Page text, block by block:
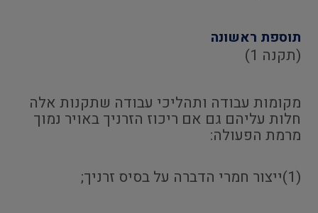
תוספת ראשונה
(תקנה 1)
מקומות עבודה ותהליכי עבודה שתקנות אלה
חלות עליהם גם אם ריכוז הזרניך באויר נמוך
מרמת הפעולה:
(1)ייצור חמרי הדברה על בסיס זרניך;